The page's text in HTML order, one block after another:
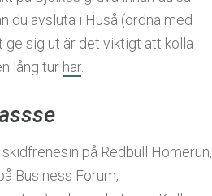
du avsluta i Huså (ordna med
ge sig ut är det viktigt att kolla
lång tur här.
på Redbull Homerun,
Business Forum,